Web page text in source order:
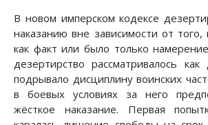
В новом имперском кодексе
наказанию вне зависимости от
как факт или было только
дезертирство рассматривалось
подрывало дисциплину воинских
в боевых условиях за него
жёсткое наказание. Первая